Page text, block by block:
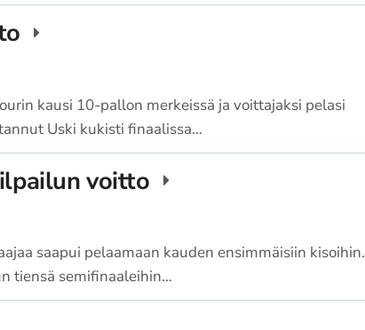
kausi 10-pallon merkeissä ja voittajaksi pelasi
Uski kukisti finaalissa…
voitto
saapui pelaamaan kauden ensimmäisiin kisoihin.
tiensä semifinaaleihin…